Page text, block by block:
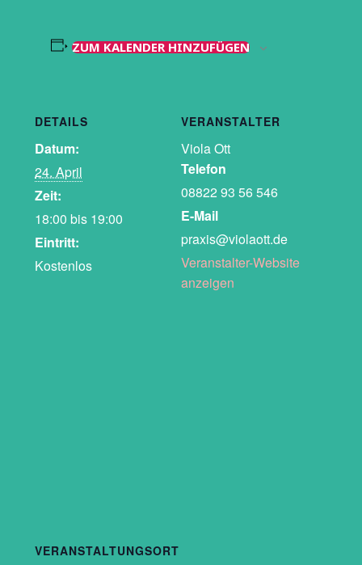
ZUM KALENDER HINZUFÜGEN
DETAILS
Datum:
24. April
Zeit:
18:00 bis 19:00
Eintritt:
Kostenlos
VERANSTALTER
Viola Ott
Telefon
08822 93 56 546
E-Mail
praxis@violaott.de
Veranstalter-Website
anzeigen
VERANSTALTUNGSORT